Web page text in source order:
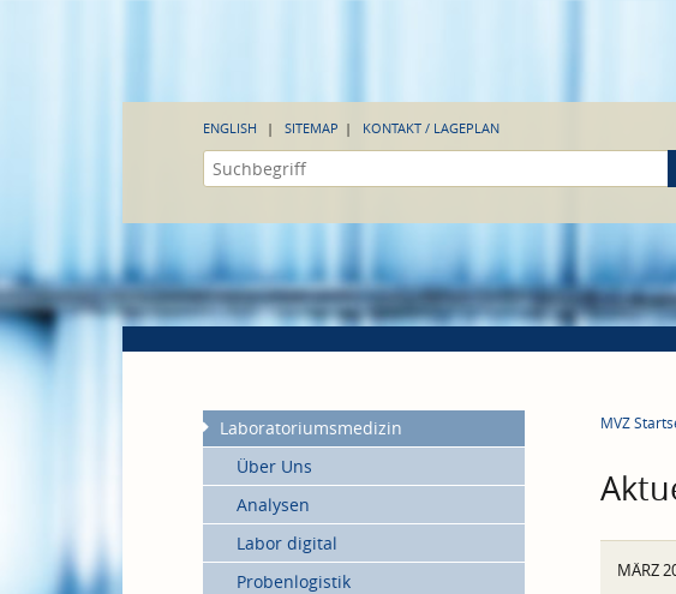
ENGLISH SITEMAP KONTAKT / LAGEPLAN
Laboratoriumsmedizin
Über Uns
Analysen
Labor digital
Probenlogistik
MVZ
MÄRZ